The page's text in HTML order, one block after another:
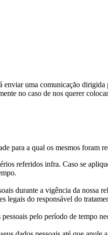
uma comunicação
no caso de nos querer
para a qual os mesmos foram
referidos infra. Caso se
durante a vigência da
legais do responsável do
pelo período de tempo